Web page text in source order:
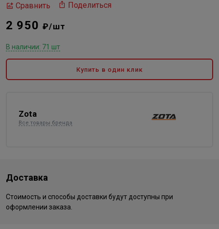
Сравнить Поделиться
2 950₽/шт
В наличии: 71 шт
Купить в один клик
Zota
Все товары бренда
Доставка
Стоимость и способы доставки будут доступны при
оформлении заказа.